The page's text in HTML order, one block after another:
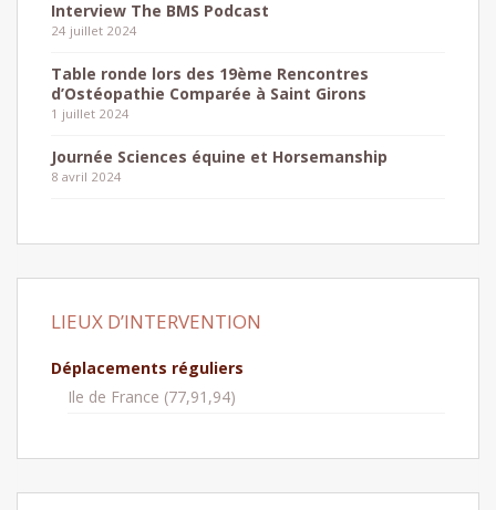
Interview The BMS Podcast
24 juillet 2024
Table ronde lors des 19ème Rencontres
d’Ostéopathie Comparée à Saint Girons
1 juillet 2024
Journée Sciences équine et Horsemanship
8 avril 2024
LIEUX D’INTERVENTION
Déplacements réguliers
Ile de France (77,91,94)